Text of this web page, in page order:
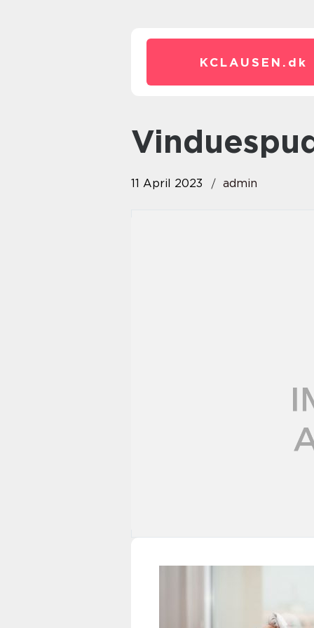
KCLAUSEN. dk
11 April 2023 admin